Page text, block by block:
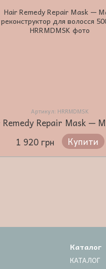
Артикул: HRRMDMSK
1 920 грн
Купити
Каталог
КАТАЛОГ